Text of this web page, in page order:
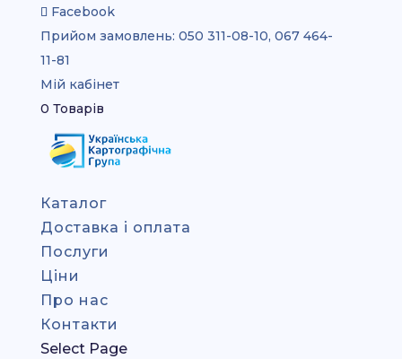
Facebook
Прийом замовлень: 050 311-08-10, 067 464-
11-81
Мій кабінет
0 Товарів
Каталог
Доставка і оплата
Послуги
Ціни
Про нас
Контакти
Select Page